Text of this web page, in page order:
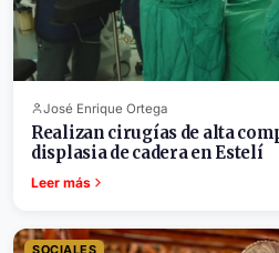
José Enrique Ortega
Realizan cirugías de alta
displasia de cadera en Estelí
Leer más
SOCIALES